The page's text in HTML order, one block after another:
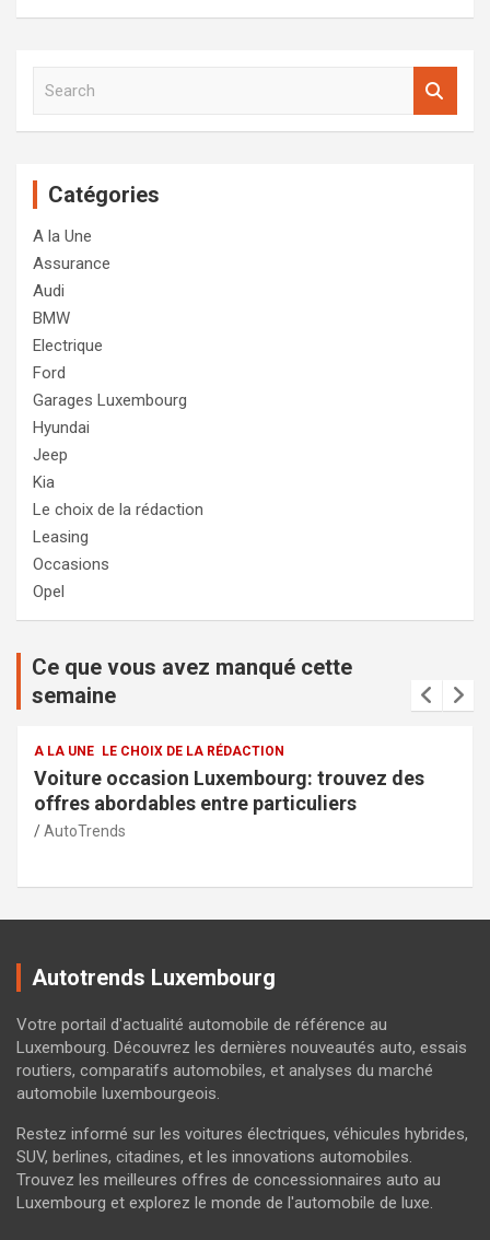
Catégories
A la Une
Assurance
Audi
BMW
Electrique
Ford
Garages Luxembourg
Hyundai
Jeep
Kia
Le choix de la rédaction
Leasing
Occasions
Opel
Ce que vous avez manqué cette
semaine
A LA UNE LE CHOIX DE LA RÉDACTION
Services de la police municipale à Capellen :
sécurité et transparence pour la communauté
AutoTrends
Autotrends Luxembourg
Votre portail d'actualité automobile de référence au
Luxembourg. Découvrez les dernières nouveautés auto, essais
routiers, comparatifs automobiles, et analyses du marché
automobile luxembourgeois.
Restez informé sur les voitures électriques, véhicules hybrides,
SUV, berlines, citadines, et les innovations automobiles.
Trouvez les meilleures offres de concessionnaires auto au
Luxembourg et explorez le monde de l'automobile de luxe.